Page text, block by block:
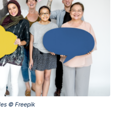
© Freepik‎